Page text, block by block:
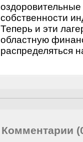
собственности
Теперь и эти
областную
распределяться
Комментарии